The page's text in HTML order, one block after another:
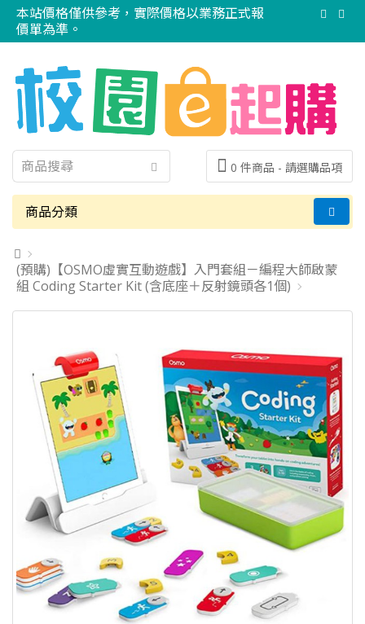
本站價格僅供參考，實際價格以業務正式報
價單為準。
0 件商品 - 請選購品項
商品分類
(預購)【OSMO虛實互動遊戲】入門套組－編程大師啟蒙
組 Coding Starter Kit (含底座＋反射鏡頭各1個)